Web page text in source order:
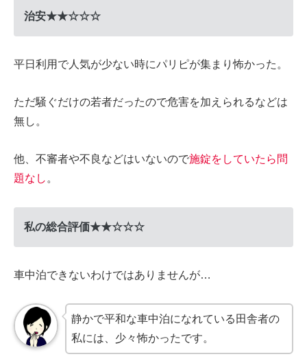
治安★★☆☆☆
平日利用で人気が少ない時にパリピが集まり怖かった。
ただ騒ぐだけの若者だったので危害を加えられるなどは
無し。
他、不審者や不良などはいないので施錠をしていたら問
題なし。
私の総合評価★★☆☆☆
車中泊できないわけではありませんが…
静かで平和な車中泊になれている田舎者の
私には、少々怖かったです。